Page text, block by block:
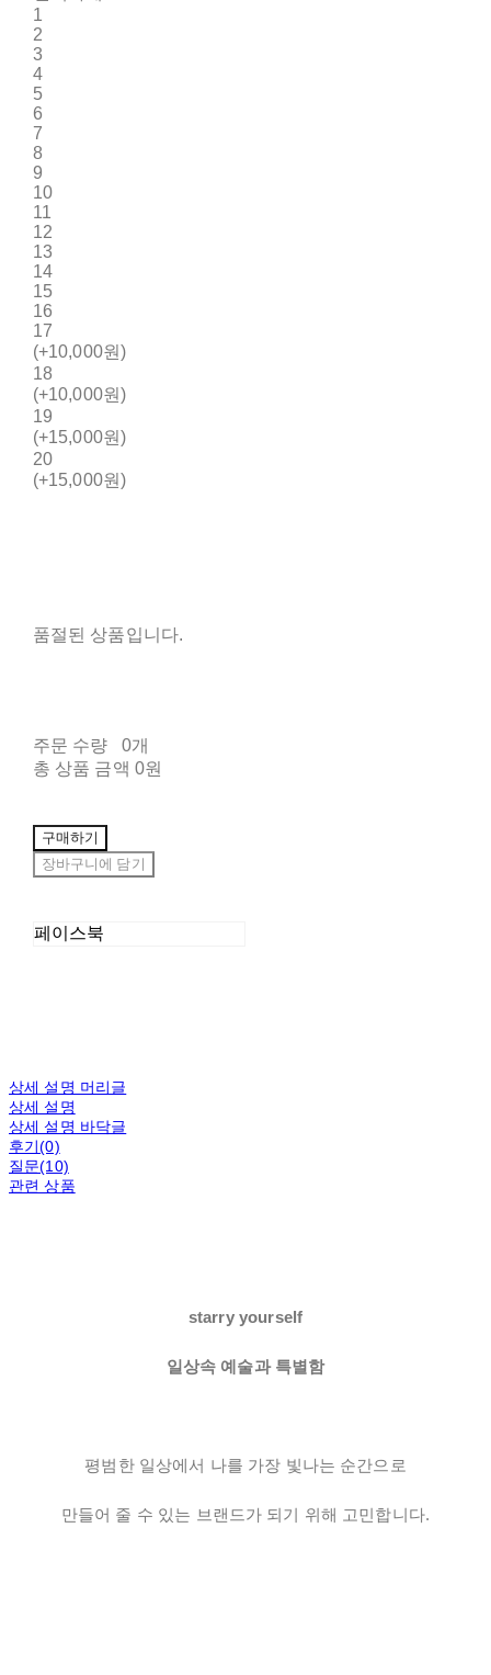
1
2
3
4
5
6
7
8
9
10
11
12
13
14
15
16
17
(+10,000원)
18
(+10,000원)
19
(+15,000원)
20
(+15,000원)
품절된 상품입니다.
주문 수량
0개
총 상품 금액 0원
구매하기
장바구니에 담기
페이스북
상세 설명 머리글
상세 설명
상세 설명 바닥글
후기(0)
질문(10)
관련 상품
starry yourself
일상속 예술과 특별함
평범한 일상에서 나를 가장 빛나는 순간으로
만들어 줄 수 있는 브랜드가 되기 위해 고민합니다.